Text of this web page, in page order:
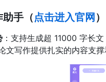
助手 （点击进入官网 ）
：支持生成超 11000 字长
文写作提供扎实的内容支撑